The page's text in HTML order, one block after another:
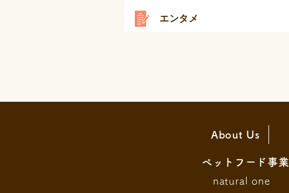
エンタメ
About Us
ペットフード事業
natural one